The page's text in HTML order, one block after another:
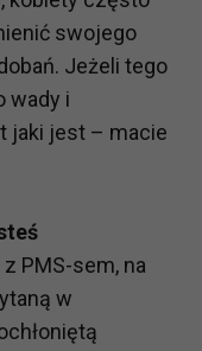
swojego
Jeżeli tego
wady i
jaki jest – macie
PMS-sem, na
w